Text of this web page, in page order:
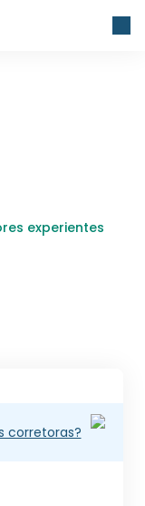
experientes
corretoras?